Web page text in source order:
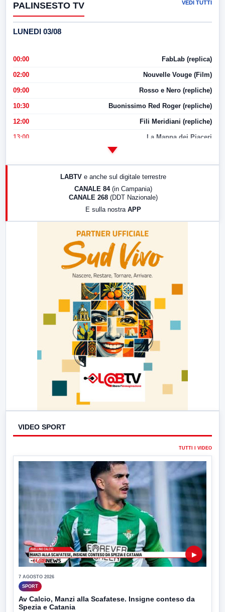
PALINSESTO TV VEDI TUTTI
LUNEDI 03/08
00:00 FabLab (replica)
02:00 Nouvelle Vouge (Film)
09:00 Rosso e Nero (repliche)
10:30 Buonissimo Red Roger (repliche)
12:00 Fili Meridiani (repliche)
13:00 La Mappa dei Piaceri
LABTV e anche sul digitale terrestre
CANALE 84 (in Campania)
CANALE 268 (DDT Nazionale)
E sulla nostra APP
VIDEO SPORT
TUTTI I VIDEO
▶
7 AGOSTO 2026
SPORT
Av Calcio, Manzi alla Scafatese. Insigne conteso da
Spezia e Catania